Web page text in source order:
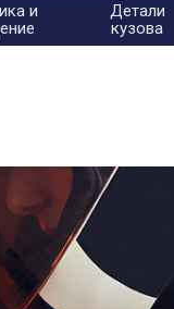
и
Детали
кузова